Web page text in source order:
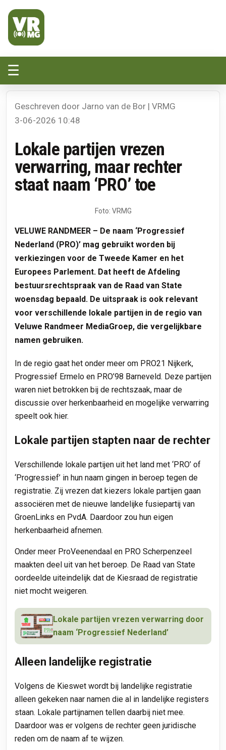
☰
Geschreven door Jarno van de Bor | VRMG
3-06-2026 10:48
Lokale partijen vrezen
verwarring, maar rechter
staat naam ‘PRO’ toe
Foto: VRMG
VELUWE RANDMEER – De naam ‘Progressief
Nederland (PRO)’ mag gebruikt worden bij
verkiezingen voor de Tweede Kamer en het
Europees Parlement. Dat heeft de Afdeling
bestuursrechtspraak van de Raad van State
woensdag bepaald. De uitspraak is ook relevant
voor verschillende lokale partijen in de regio van
Veluwe Randmeer MediaGroep, die vergelijkbare
namen gebruiken.
In de regio gaat het onder meer om PRO21 Nijkerk,
Progressief Ermelo en PRO’98 Barneveld. Deze partijen
waren niet betrokken bij de rechtszaak, maar de
discussie over herkenbaarheid en mogelijke verwarring
speelt ook hier.
Lokale partijen stapten naar de rechter
Verschillende lokale partijen uit het land met ‘PRO’ of
‘Progressief’ in hun naam gingen in beroep tegen de
registratie. Zij vrezen dat kiezers lokale partijen gaan
associëren met de nieuwe landelijke fusiepartij van
GroenLinks en PvdA. Daardoor zou hun eigen
herkenbaarheid afnemen.
Onder meer ProVeenendaal en PRO Scherpenzeel
maakten deel uit van het beroep. De Raad van State
oordeelde uiteindelijk dat de Kiesraad de registratie
niet mocht weigeren.
Lokale partijen vrezen verwarring door
naam ‘Progressief Nederland’
Alleen landelijke registratie
Volgens de Kieswet wordt bij landelijke registratie
alleen gekeken naar namen die al in landelijke registers
staan. Lokale partijnamen tellen daarbij niet mee.
Daardoor was er volgens de rechter geen juridische
reden om de naam af te wijzen.